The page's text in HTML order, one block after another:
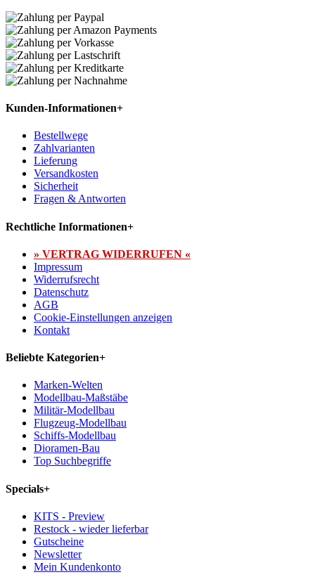
Kunden-Informationen+
Bestellwege
Zahlvarianten
Lieferung
Versandkosten
Sicherheit
Fragen & Antworten
Rechtliche Informationen+
» VERTRAG WIDERRUFEN «
Impressum
Widerrufsrecht
Datenschutz
AGB
Cookie-Einstellungen anzeigen
Kontakt
Beliebte Kategorien+
Marken-Welten
Modellbau-Maßstäbe
Militär-Modellbau
Flugzeug-Modellbau
Schiffs-Modellbau
Dioramen-Bau
Top Suchbegriffe
Specials+
KITS - Preview
Restock - wieder lieferbar
Gutscheine
Newsletter
Mein Kundenkonto